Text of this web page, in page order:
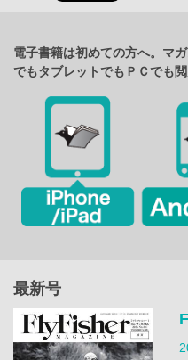
電子書籍は初めての方へ。マ
でもタブレットでもＰＣでも閲
最新号